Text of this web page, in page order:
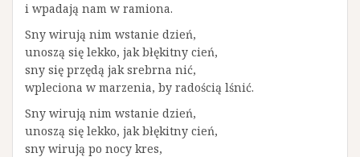
i wpadają nam w ramiona.
Sny wirują nim wstanie dzień,
unoszą się lekko, jak błękitny cień,
sny się przędą jak srebrna nić,
wpleciona w marzenia, by radością lśnić.
Sny wirują nim wstanie dzień,
unoszą się lekko, jak błękitny cień,
sny wirują po nocy kres,